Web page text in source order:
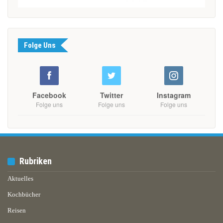
Folge Uns
Facebook
Folge uns
Twitter
Folge uns
Instagram
Folge uns
Rubriken
Aktuelles
Kochbücher
Reisen